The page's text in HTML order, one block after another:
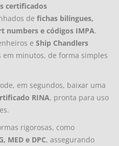
certificados
de fichas bilíngues,
numbers e códigos IMPA.
e Ship Chandlers
minutos, de forma simples
em segundos, baixar uma
RINA, pronta para uso
rigorosas, como
MED e DPC, assegurando